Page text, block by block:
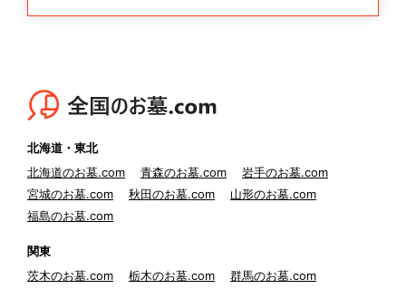
北海道・東北
北海道のお墓.com
青森のお墓.com
岩手のお墓.com
宮城のお墓.com
秋田のお墓.com
山形のお墓.com
福島のお墓.com
関東
茨木のお墓.com
栃木のお墓.com
群馬のお墓.com